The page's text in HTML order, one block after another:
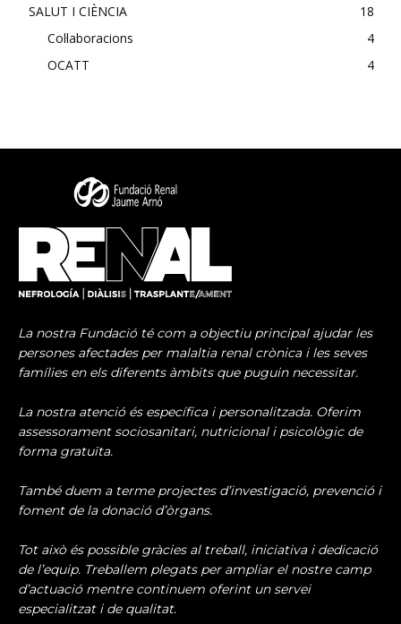
SALUT I CIÈNCIA
18
Col·laboracions
4
OCATT
4
La nostra Fundació té com a objectiu principal ajudar les
persones afectades per malaltia renal crònica i les seves
famílies en els diferents àmbits que puguin necessitar.
La nostra atenció és específica i personalitzada. Oferim
assessorament sociosanitari, nutricional i psicològic de
forma gratuïta.
També duem a terme projectes d’investigació, prevenció i
foment de la donació d’òrgans.
Tot això és possible gràcies al treball, iniciativa i dedicació
de l’equip. Treballem plegats per ampliar el nostre camp
d’actuació mentre continuem oferint un servei
especialitzat i de qualitat.